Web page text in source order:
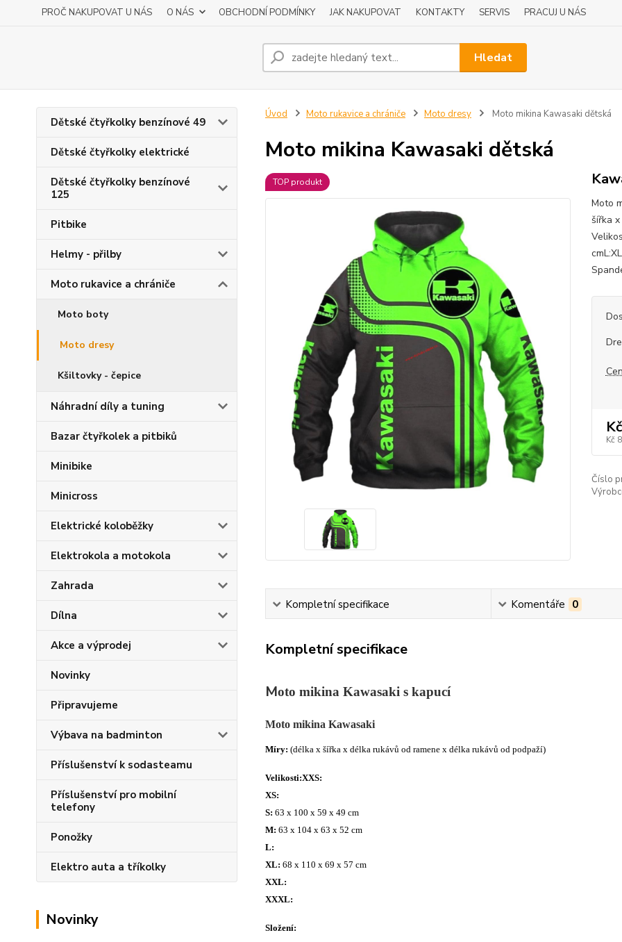
PROČ NAKUPOVAT U NÁS O NÁS OBCHODNÍ PODMÍNKY JAK NAKUPOVAT KONTAKTY SERVIS PRACUJ U NÁS
Hledat
Dětské čtyřkolky benzínové 49
Dětské čtyřkolky elektrické
Dětské čtyřkolky benzínové
125
Pitbike
Helmy - přilby
Moto rukavice a chrániče
Moto boty
Moto dresy
Kšiltovky - čepice
Náhradní díly a tuning
Bazar čtyřkolek a pitbiků
Minibike
Minicross
Elektrické koloběžky
Elektrokola a motokola
Zahrada
Dílna
Akce a výprodej
Novinky
Připravujeme
Výbava na badminton
Příslušenství k sodasteamu
Příslušenství pro mobilní
telefony
Ponožky
Elektro auta a tříkolky
Novinky
Úvod Moto rukavice a chrániče Moto dresy Moto mikina Kawasaki dětská
Moto mikina Kawasaki dětská
TOP produkt
Moto
šířka
Kč
Číslo
Kompletní specifikace Komentáře 0
Kompletní specifikace
Moto mikina Kawasaki s kapucí
Moto mikina Kawasaki
Míry: (délka x šířka x délka rukávů od ramene x délka rukávů od podpaží)
Velikosti:XXS:
XS:
S: 63 x 100 x 59 x 49 cm
M: 63 x 104 x 63 x 52 cm
L:
XL: 68 x 110 x 69 x 57 cm
XXL:
XXXL:
Složení: